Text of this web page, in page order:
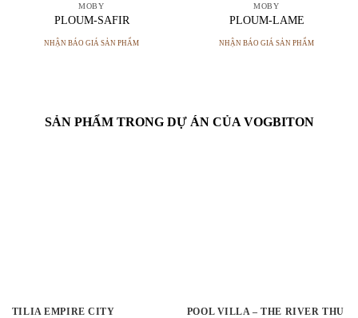
MOBY
PLOUM-SAFIR
NHẬN BÁO GIÁ SẢN PHẨM
MOBY
PLOUM-LAME
NHẬN BÁO GIÁ SẢN PHẨM
SẢN PHẨM TRONG DỰ ÁN CỦA VOGBITON
TILIA EMPIRE CITY
POOL VILLA – THE RIVER THU